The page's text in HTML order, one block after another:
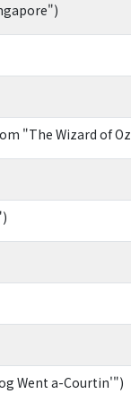
"The Wizard of
Went a-Courtin'")